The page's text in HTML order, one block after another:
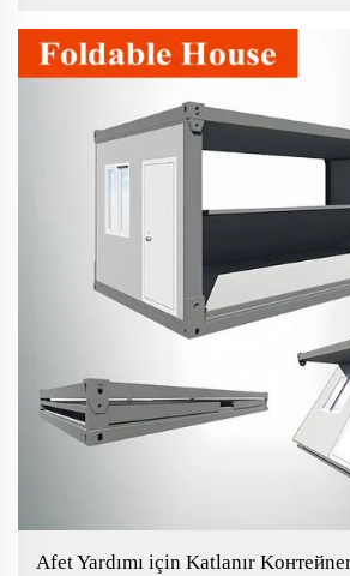
bilincine sahip bireyler için ideal olan
sahiptir.
Afet Yardımı için Katlanır